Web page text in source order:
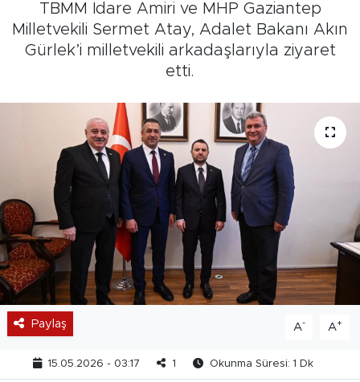
TBMM İdare Amiri ve MHP Gaziantep
Milletvekili Sermet Atay, Adalet Bakanı Akın
Gürlek’i milletvekili arkadaşlarıyla ziyaret
etti.
Paylaş A- A+
15.05.2026 - 03:17 1 Okunma Süresi: 1 Dk